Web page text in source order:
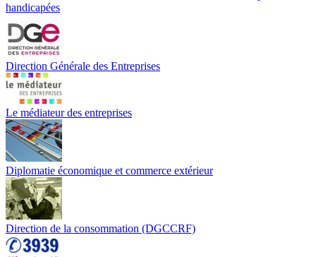
handicapées
Direction Générale des Entreprises
Le médiateur des entreprises
Diplomatie économique et commerce extérieur
Direction de la consommation (DGCCRF)